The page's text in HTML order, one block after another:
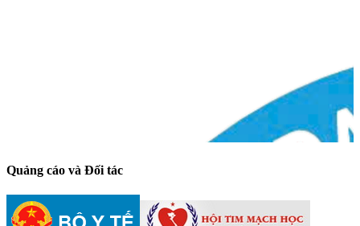
Quảng cáo và Đối tác